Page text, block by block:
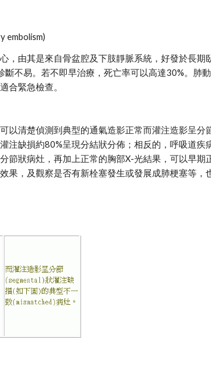
embolism)
，由其是來自骨盆腔及下肢靜脈系統，好發於長
斷不易。若不即早治療，死亡率可以高達30%。肺
合緊急檢查。
以清楚偵測到典型的通氣造影正常而灌注造影呈分
注缺損約80%呈現分結狀分佈；相反的，呼吸道疾
節狀病灶，再加上正常的胸部X-光結果，可以早期
果，及觀察是否有新栓塞發生或發展成肺梗塞等，